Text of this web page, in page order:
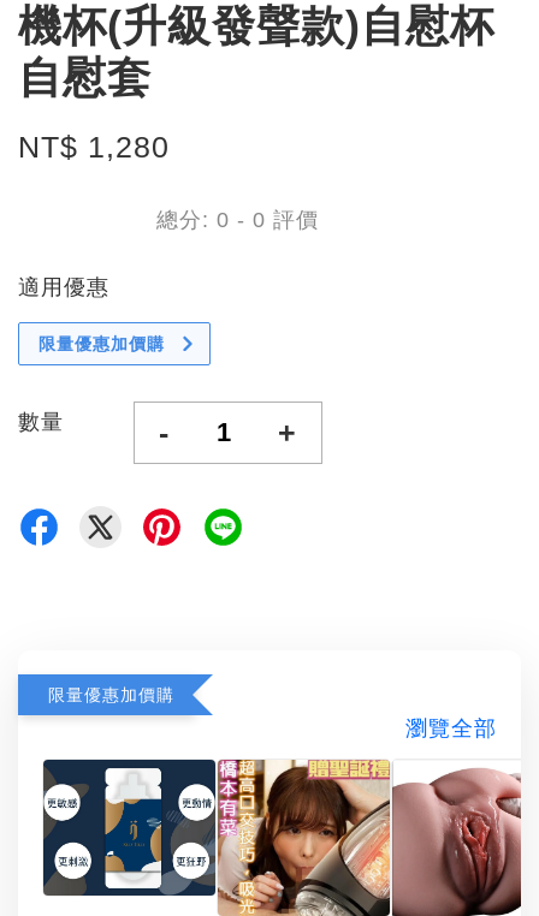
機杯(升級發聲款)自慰杯
自慰套
NT$ 1,280
總分: 0 - 0 評價
適用優惠
限量優惠加價購
數量 - +
限量優惠加價購
瀏覽全部